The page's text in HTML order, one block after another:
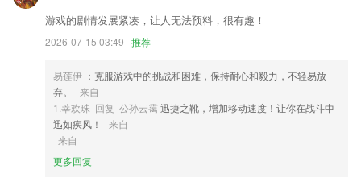
2,2265终身免费升级;
3,自动切换GPS
让你体验质感阅读；
5,邀请专业医师入驻，可以随时解决2265用户的健康问题，还可以在线预
6,签约信息自动统计,还能在线上查看历史签约记录;
下载626250软件优势
游戏的剧情发展紧凑，让人无法预料，很有趣！
2026-07-15 03:49 推荐
易莲伊 ：克服游戏中的挑战和困难，保持耐心和毅力，不轻易放
弃。
来自
1.莘欢珠 回复 公孙云霭迅捷之靴，增加移动速度！让你在战斗中
迅如疾风！
来自
来自
更多回复